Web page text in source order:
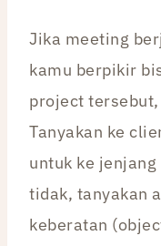
Jika meeting
kamu berpikir
project
Tanyakan ke
untuk ke
tidak, tanyakan
keberatan